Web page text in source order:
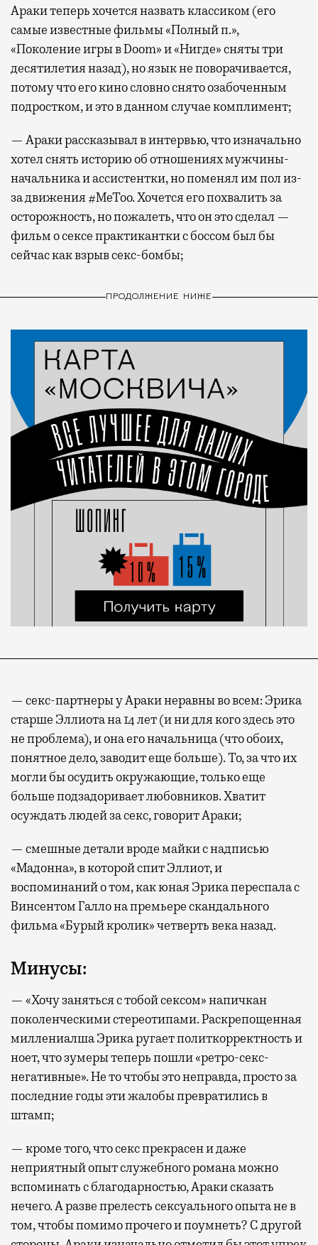
Араки теперь хочется назвать классиком (его
самые известные фильмы «Полный п.»,
«Поколение игры в Doom» и «Нигде» сняты три
десятилетия назад), но язык не поворачивается,
потому что его кино словно снято озабоченным
подростком, и это в данном случае комплимент;
— Араки рассказывал в интервью, что изначально
хотел снять историю об отношениях мужчины-
начальника и ассистентки, но поменял им пол из-
за движения #MeToo. Хочется его похвалить за
осторожность, но пожалеть, что он это сделал —
фильм о сексе практикантки с боссом был бы
сейчас как взрыв секс-бомбы;
ПРОДОЛЖЕНИЕ НИЖЕ
— секс-партнеры у Араки неравны во всем: Эрика
старше Эллиота на 14 лет (и ни для кого здесь это
не проблема), и она его начальница (что обоих,
понятное дело, заводит еще больше). То, за что их
могли бы осудить окружающие, только еще
больше подзадоривает любовников. Хватит
осуждать людей за секс, говорит Араки;
— смешные детали вроде майки с надписью
«Мадонна», в которой спит Эллиот, и
воспоминаний о том, как юная Эрика переспала с
Винсентом Галло на премьере скандального
фильма «Бурый кролик» четверть века назад.
Минусы:
— «Хочу заняться с тобой сексом» напичкан
поколенческими стереотипами. Раскрепощенная
миллениалша Эрика ругает политкорректность и
ноет, что зумеры теперь пошли «ретро-секс-
негативные». Не то чтобы это неправда, просто за
последние годы эти жалобы превратились в
штамп;
— кроме того, что секс прекрасен и даже
неприятный опыт служебного романа можно
вспоминать с благодарностью, Араки сказать
нечего. А разве прелесть сексуального опыта не в
том, чтобы помимо прочего и поумнеть? С другой